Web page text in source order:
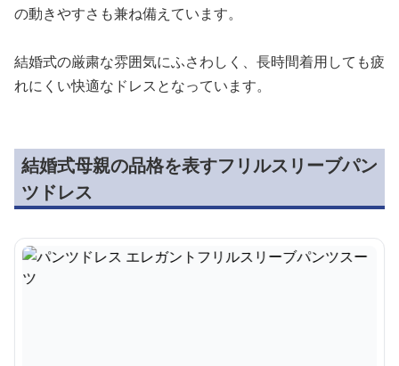
の動きやすさも兼ね備えています。
結婚式の厳粛な雰囲気にふさわしく、長時間着用しても疲
れにくい快適なドレスとなっています。
結婚式母親の品格を表すフリルスリーブパン
ツドレス